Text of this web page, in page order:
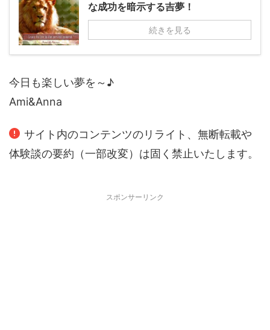
な成功を暗示する吉夢！
続きを見る
今日も楽しい夢を～♪
Ami&Anna
サイト内のコンテンツのリライト、無断転載や
体験談の要約（一部改変）は固く禁止いたします。
スポンサーリンク